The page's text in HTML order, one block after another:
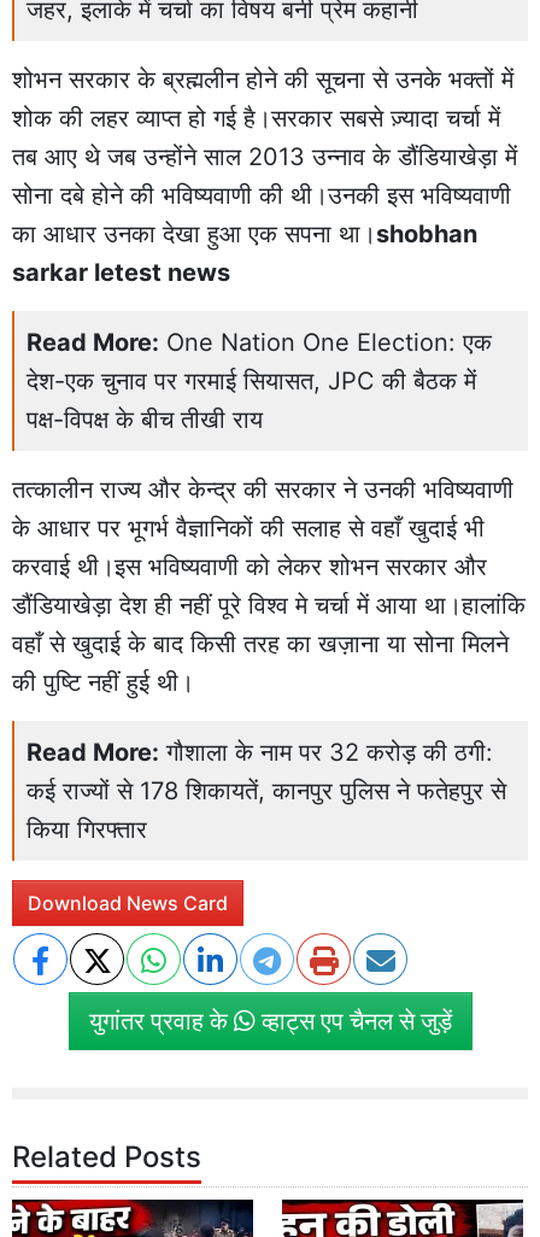
जहर, इलाके में चर्चा का विषय बनी प्रेम कहानी
शोभन सरकार के ब्रह्मलीन होने की सूचना से उनके भक्तों में
शोक की लहर व्याप्त हो गई है।सरकार सबसे ज़्यादा चर्चा में
तब आए थे जब उन्होंने साल 2013 उन्नाव के डौंडियाखेड़ा में
सोना दबे होने की भविष्यवाणी की थी।उनकी इस भविष्यवाणी
का आधार उनका देखा हुआ एक सपना था। shobhan
sarkar letest news
Read More: One Nation One Election: एक
देश-एक चुनाव पर गरमाई सियासत, JPC की बैठक में
पक्ष-विपक्ष के बीच तीखी राय
तत्कालीन राज्य और केन्द्र की सरकार ने उनकी भविष्यवाणी
के आधार पर भूगर्भ वैज्ञानिकों की सलाह से वहाँ खुदाई भी
करवाई थी।इस भविष्यवाणी को लेकर शोभन सरकार और
डौंडियाखेड़ा देश ही नहीं पूरे विश्व मे चर्चा में आया था।हालांकि
वहाँ से खुदाई के बाद किसी तरह का खज़ाना या सोना मिलने
की पुष्टि नहीं हुई थी।
Read More: गौशाला के नाम पर 32 करोड़ की ठगी:
कई राज्यों से 178 शिकायतें, कानपुर पुलिस ने फतेहपुर से
किया गिरफ्तार
Download News Card
युगांतर प्रवाह के व्हाट्स एप चैनल से जुड़ें
Related Posts